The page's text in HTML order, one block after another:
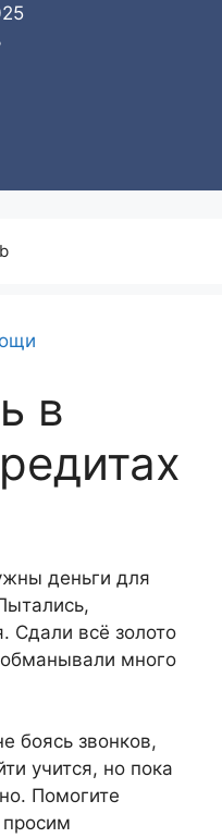
в
деньги для
Сдали всё золото
много
боясь звонков,
учится, но пока
Помогите